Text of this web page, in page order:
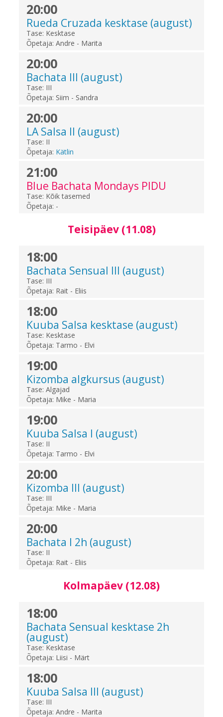
20:00
Rueda Cruzada kesktase (august)
Tase: Kesktase
Õpetaja: Andre - Marita
20:00
Bachata III (august)
Tase: III
Õpetaja: Siim - Sandra
20:00
LA Salsa II (august)
Tase: II
Õpetaja: Kätlin
21:00
Blue Bachata Mondays PIDU
Tase: Kõik tasemed
Õpetaja: -
Teisipäev (11.08)
18:00
Bachata Sensual III (august)
Tase: III
Õpetaja: Rait - Eliis
18:00
Kuuba Salsa kesktase (august)
Tase: Kesktase
Õpetaja: Tarmo - Elvi
19:00
Kizomba algkursus (august)
Tase: Algajad
Õpetaja: Mike - Maria
19:00
Kuuba Salsa I (august)
Tase: II
Õpetaja: Tarmo - Elvi
20:00
Kizomba III (august)
Tase: III
Õpetaja: Mike - Maria
20:00
Bachata I 2h (august)
Tase: II
Õpetaja: Rait - Eliis
Kolmapäev (12.08)
18:00
Bachata Sensual kesktase 2h
(august)
Tase: Kesktase
Õpetaja: Liisi - Märt
18:00
Kuuba Salsa III (august)
Tase: III
Õpetaja: Andre - Marita